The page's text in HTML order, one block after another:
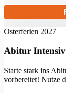
Osterferien 2027
Abitur
Starte stark ins
vorbereitet! Nutze